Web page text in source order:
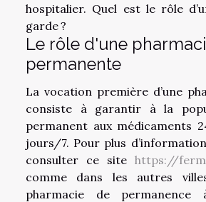
hospitalier. Quel est le rôle
garde ?
Le rôle d'une
permanente
La vocation première d’une
consiste à garantir à la
permanent aux médicaments
jours/7. Pour plus
consulter ce site https://
comme dans les autres
pharmacie de